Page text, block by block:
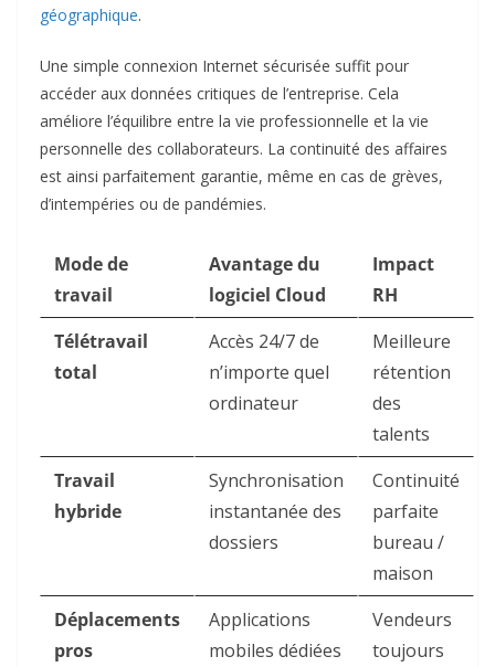
géographique.
Une simple connexion Internet sécurisée suffit pour
accéder aux données critiques de l’entreprise. Cela
améliore l’équilibre entre la vie professionnelle et la vie
personnelle des collaborateurs. La continuité des affaires
est ainsi parfaitement garantie, même en cas de grèves,
d’intempéries ou de pandémies.
Mode de
travail
Avantage du
logiciel Cloud
Impact
RH
Télétravail
total
Accès 24/7 de
n’importe quel
ordinateur
Meilleure
rétention
des
talents
Travail
hybride
Synchronisation
instantanée des
dossiers
Continuité
parfaite
bureau /
maison
Déplacements
pros
Applications
mobiles dédiées
Vendeurs
toujours